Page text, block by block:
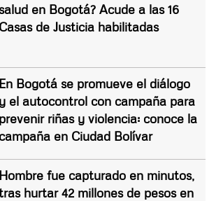
salud en Bogotá? Acude a las 16
Casas de Justicia habilitadas
En Bogotá se promueve el diálogo
y el autocontrol con campaña para
prevenir riñas y violencia: conoce la
campaña en Ciudad Bolívar
Hombre fue capturado en minutos,
hurtar 42 millones de pesos en